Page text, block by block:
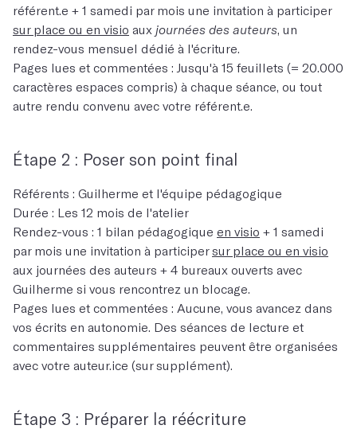
référent.e + 1 samedi par mois une invitation à participer
sur place ou en visio aux journées des auteurs, un
rendez-vous mensuel dédié à l'écriture.
Pages lues et commentées : Jusqu'à 15 feuillets (= 20.000
caractères espaces compris) à chaque séance, ou tout
autre rendu convenu avec votre référent.e.
Étape 2 : Poser son point final
Référents : Guilherme et l'équipe pédagogique
Durée : Les 12 mois de l'atelier
Rendez-vous : 1 bilan pédagogique en visio + 1 samedi
par mois une invitation à participersur place ou en visio
aux journées des auteurs + 4 bureaux ouverts avec
Guilherme si vous rencontrez un blocage.
Pages lues et commentées : Aucune, vous avancez dans
vos écrits en autonomie. Des séances de lecture et
commentaires supplémentaires peuvent être organisées
avec votre auteur.ice (sur supplément).
Étape 3 : Préparer la réécriture